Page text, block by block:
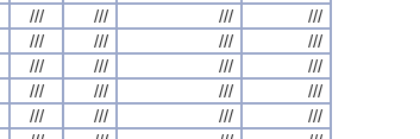
/// /// ///
///
/// /// ///
///
/// /// ///
///
/// /// ///
///
/// /// ///
///